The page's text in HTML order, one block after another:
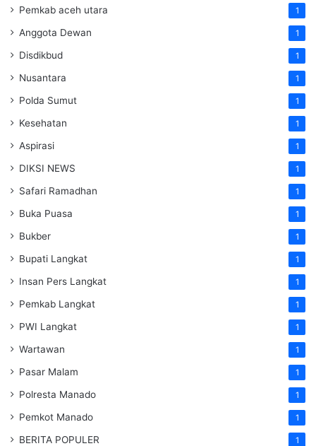
Pemkab aceh utara 1
Anggota Dewan 1
Disdikbud 1
Nusantara 1
Polda Sumut 1
Kesehatan 1
Aspirasi 1
DIKSI NEWS 1
Safari Ramadhan 1
Buka Puasa 1
Bukber 1
Bupati Langkat 1
Insan Pers Langkat 1
Pemkab Langkat 1
PWI Langkat 1
Wartawan 1
Pasar Malam 1
Polresta Manado 1
Pemkot Manado 1
BERITA POPULER 1